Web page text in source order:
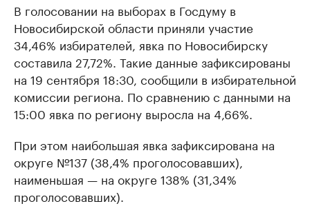
В голосовании на выборах в Госдуму в
Новосибирской области приняли участие
34,46% избирателей, явка по Новосибирску
составила 27,72%. Такие данные зафиксированы
на 19 сентября 18:30, сообщили в избирательной
комиссии региона. По сравнению с данными на
15:00 явка по региону выросла на 4,66%.
При этом наибольшая явка зафиксирована на
округе №137 (38,4% проголосовавших),
наименьшая — на округе 138% (31,34%
проголосовавших).